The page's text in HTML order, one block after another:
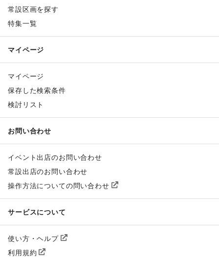
常設区画を探す
特集一覧
マイページ
マイページ
保存した検索条件
検討リスト
お問い合わせ
イベント出店のお問い合わせ
常設出店のお問い合わせ
操作方法についての問い合わせ
サービスについて
使い方・ヘルプ
利用規約